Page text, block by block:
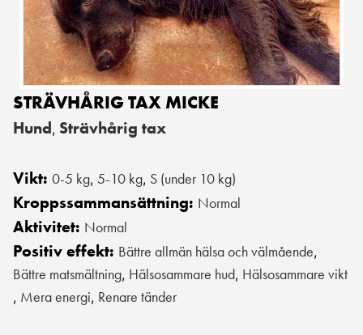
STRÄVHÅRIG TAX MICKE
Hund, Strävhårig tax
Vikt: 0-5 kg, 5-10 kg, S (under 10 kg)
Kroppssammansättning: Normal
Aktivitet: Normal
Positiv effekt: Bättre allmän hälsa och välmående,
Bättre matsmältning, Hälsosammare hud, Hälsosammare vikt
, Mera energi, Renare tänder